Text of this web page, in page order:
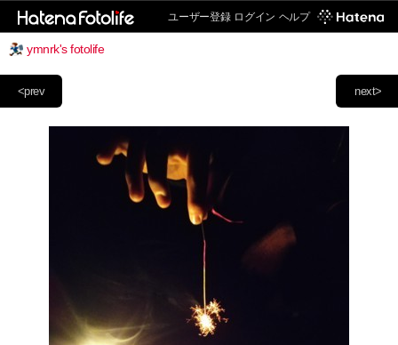
ユーザー登録 ログイン ヘルプ
ymnrk's fotolife
next>
<prev